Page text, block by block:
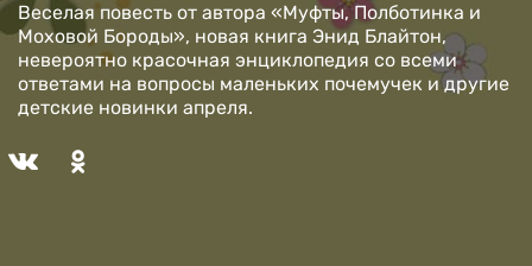
Веселая повесть от автора «Муфты, Полботинка и
Моховой Бороды», новая книга Энид Блайтон,
невероятно красочная энциклопедия со всеми
ответами на вопросы маленьких почемучек и другие
детские новинки апреля.